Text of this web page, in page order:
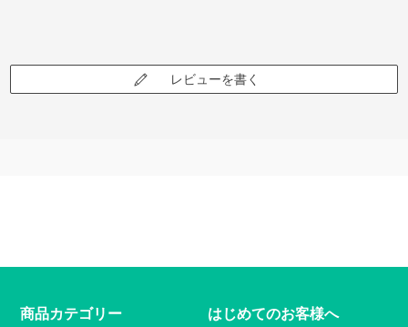
レビューを書く
商品カテゴリー はじめてのお客様へ